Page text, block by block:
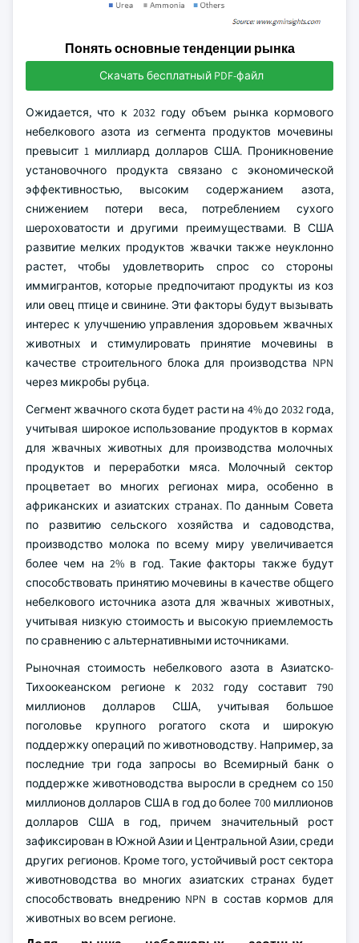
Понять основные тенденции рынка
Скачать бесплатный PDF-файл
Ожидается, что к 2032 году объем рынка кормового
небелкового азота из сегмента продуктов мочевины
превысит 1 миллиард долларов США. Проникновение
установочного продукта связано с экономической
эффективностью, высоким содержанием азота,
снижением потери веса, потреблением сухого
шероховатости и другими преимуществами. В США
развитие мелких продуктов жвачки также неуклонно
растет, чтобы удовлетворить спрос со стороны
иммигрантов, которые предпочитают продукты из коз
или овец птице и свинине. Эти факторы будут вызывать
интерес к улучшению управления здоровьем жвачных
животных и стимулировать принятие мочевины в
качестве строительного блока для производства NPN
через микробы рубца.
Сегмент жвачного скота будет расти на 4% до 2032 года,
учитывая широкое использование продуктов в кормах
для жвачных животных для производства молочных
продуктов и переработки мяса. Молочный сектор
процветает во многих регионах мира, особенно в
африканских и азиатских странах. По данным Совета
по развитию сельского хозяйства и садоводства,
производство молока по всему миру увеличивается
более чем на 2% в год. Такие факторы также будут
способствовать принятию мочевины в качестве общего
небелкового источника азота для жвачных животных,
учитывая низкую стоимость и высокую приемлемость
по сравнению с альтернативными источниками.
Рыночная стоимость небелкового азота в Азиатско-
Тихоокеанском регионе к 2032 году составит 790
миллионов долларов США, учитывая большое
поголовье крупного рогатого скота и широкую
поддержку операций по животноводству. Например, за
последние три года запросы во Всемирный банк о
поддержке животноводства выросли в среднем со 150
миллионов долларов США в год до более 700 миллионов
долларов США в год, причем значительный рост
зафиксирован в Южной Азии и Центральной Азии, среди
других регионов. Кроме того, устойчивый рост сектора
животноводства во многих азиатских странах будет
способствовать внедрению NPN в состав кормов для
животных во всем регионе.